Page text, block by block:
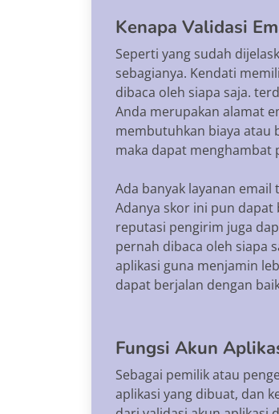
Kenapa Validasi
Seperti yang sudah
sebagianya. Kendati
dibaca oleh siapa saja.
Anda merupakan alamat
membutuhkan biaya atau
maka dapat menghambat
Ada banyak layanan
Adanya skor ini pun
reputasi pengirim juga
pernah dibaca oleh siapa
aplikasi guna menjamin
dapat berjalan dengan
Fungsi Akun
Sebagai pemilik atau
aplikasi yang dibuat, dan